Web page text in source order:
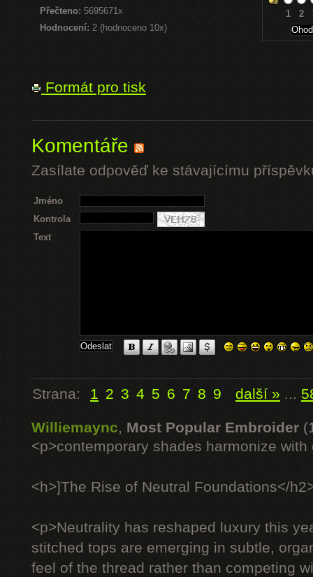
Přečteno: 5695671x
Hodnocení: 2 (hodnoceno 10x)
1 2
Formát pro tisk
Komentáře
Zasílate odpověď ke stávajícímu
Jméno
Kontrola
Text
Strana: 1 2 3 4 5 6 7 8 9 další » ...
Williemaync, Most Popular Embroider
<p>contemporary shades harmonize
<h>]The Rise of Neutral Foundations</
<p>Neutrality has reshaped luxury this
stitched tops are emerging in subtle,
feel of the thread rather than competing